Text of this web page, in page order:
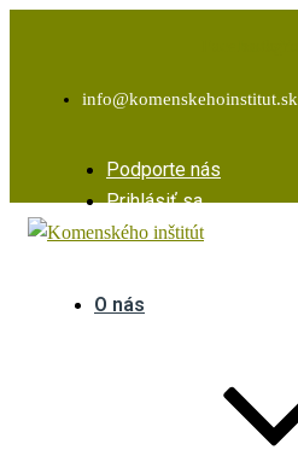
info@komenskehoinstitut.sk
Podporte nás
Prihlásiť sa
O nás